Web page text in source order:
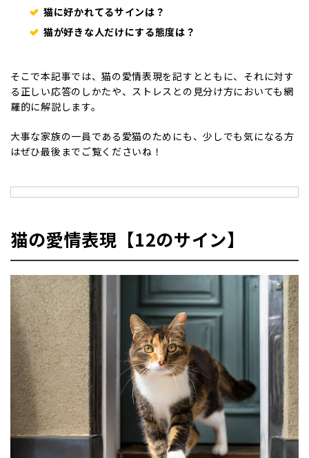
猫に好かれてるサインは？
猫が好きな人だけにする態度は？
そこで本記事では、猫の愛情表現を記すとともに、それに対す
る正しい応答のしかたや、ストレスとの見分け方においても網
羅的に解説します。
大事な家族の一員である愛猫のためにも、少しでも気になる方
はぜひ最後までご覧くださいね！
猫の愛情表現​​【12のサイン】